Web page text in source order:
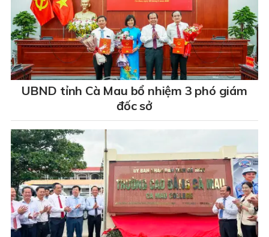
UBND tỉnh Cà Mau bổ nhiệm 3 phó giám
đốc sở